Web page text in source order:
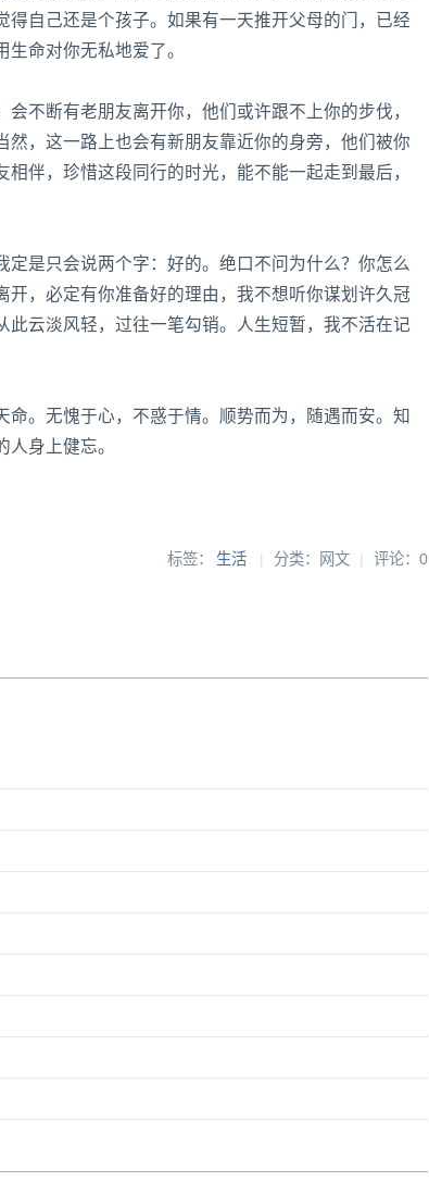
自己还是个孩子。如果有一天推开父母的门，已经
命对你无私地爱了。
断有老朋友离开你，他们或许跟不上你的步伐，
，这一路上也会有新朋友靠近你的身旁，他们被你
伴，珍惜这段同行的时光，能不能一起走到最后，
是只会说两个字：好的。绝口不问为什么？你怎么
，必定有你准备好的理由，我不想听你谋划许久冠
云淡风轻，过往一笔勾销。人生短暂，我不活在记
。无愧于心，不惑于情。顺势而为，随遇而安。知
身上健忘。
标签： 生活 | 分类：网文| 评论：0